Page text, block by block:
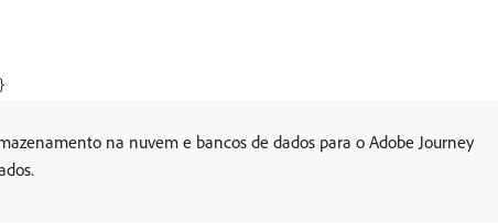
na nuvem e bancos de dados para o Adobe Journey